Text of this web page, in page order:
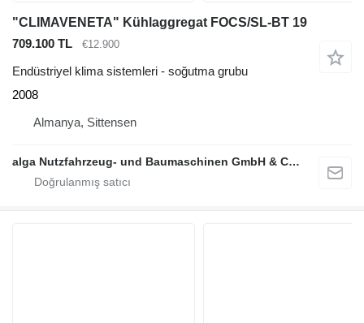
"CLIMAVENETA" Kühlaggregat FOCS/SL-BT 19
709.100 TL
€12.900
Endüstriyel klima sistemleri - soğutma grubu
2008
Almanya, Sittensen
alga Nutzfahrzeug- und Baumaschinen GmbH & Co. KG